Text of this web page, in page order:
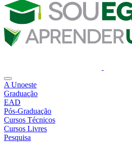
A Unoeste
Graduação
EAD
Pós-Graduação
Cursos Técnicos
Cursos Livres
Pesquisa